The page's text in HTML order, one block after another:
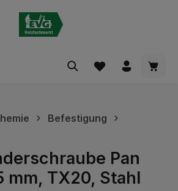
Befestigung
Pan
mm, TX20, Stahl